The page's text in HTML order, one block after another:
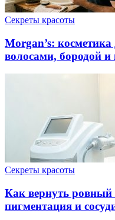
Секреты красоты
Morgan’s:
волосами, бородой и
Секреты красоты
Как вернуть
пигментация и